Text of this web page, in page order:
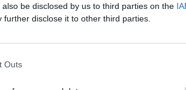
be disclosed by us to third parties on the
further disclose it to other third parties.
Outs
cognitivo lieve oltre a pazienti
Alzheimer, demenza frontotemporale
compresa tra i 60 e gli 85 anni.
stimolare memoria, attenzione,